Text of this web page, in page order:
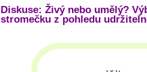
Diskuse: Živý nebo umělý?
stromečku z pohledu